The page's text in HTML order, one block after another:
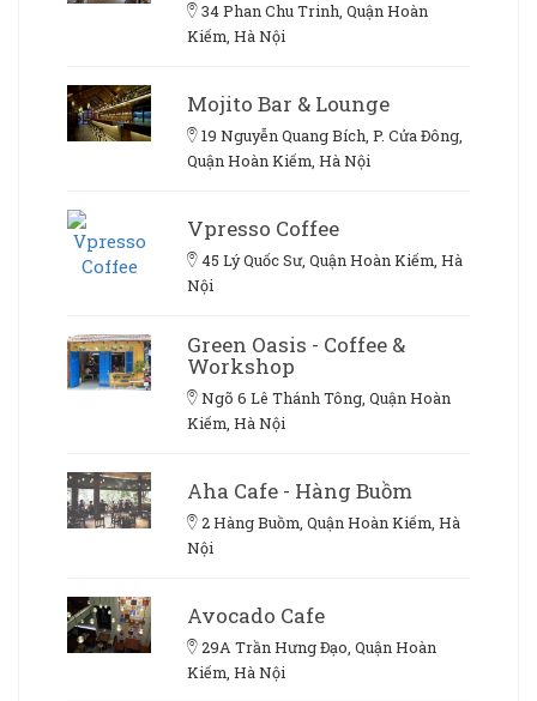
34 Phan Chu Trinh, Quận Hoàn
Kiếm, Hà Nội
Mojito Bar & Lounge
19 Nguyễn Quang Bích, P. Cửa Đông,
Quận Hoàn Kiếm, Hà Nội
Vpresso Coffee
45 Lý Quốc Sư, Quận Hoàn Kiếm, Hà
Nội
Green Oasis - Coffee &
Workshop
Ngõ 6 Lê Thánh Tông, Quận Hoàn
Kiếm, Hà Nội
Aha Cafe - Hàng Buồm
2 Hàng Buồm, Quận Hoàn Kiếm, Hà
Nội
Avocado Cafe
29A Trần Hưng Đạo, Quận Hoàn
Kiếm, Hà Nội